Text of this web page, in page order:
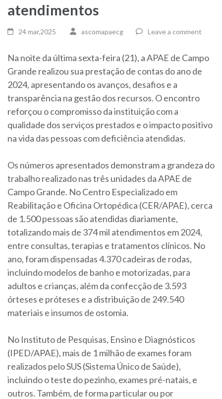
atendimentos
24 mar,2025 ascomapaecg Leave a comment
Na noite da última sexta-feira (21), a APAE de Campo
Grande realizou sua prestação de contas do ano de
2024, apresentando os avanços, desafios e a
transparência na gestão dos recursos. O encontro
reforçou o compromisso da instituição com a
qualidade dos serviços prestados e o impacto positivo
na vida das pessoas com deficiência atendidas.
Os números apresentados demonstram a grandeza do
trabalho realizado nas três unidades da APAE de
Campo Grande. No Centro Especializado em
Reabilitação e Oficina Ortopédica (CER/APAE), cerca
de 1.500 pessoas são atendidas diariamente,
totalizando mais de 374 mil atendimentos em 2024,
entre consultas, terapias e tratamentos clínicos. No
ano, foram dispensadas 4.370 cadeiras de rodas,
incluindo modelos de banho e motorizadas, para
adultos e crianças, além da confecção de 3.593
órteses e próteses e a distribuição de 249.540
materiais e insumos de ostomia.
No Instituto de Pesquisas, Ensino e Diagnósticos
(IPED/APAE), mais de 1 milhão de exames foram
realizados pelo SUS (Sistema Único de Saúde),
incluindo o teste do pezinho, exames pré-natais, e
outros. Também, de forma particular ou por